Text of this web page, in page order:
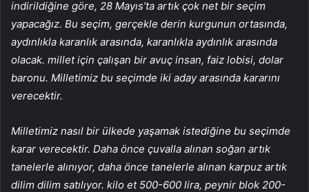
indirildiğine göre, 28 Mayıs’ta artık çok net bir seçim
yapacağız. Bu seçim, gerçekle derin kurgunun ortasında,
aydınlıkla karanlık arasında, karanlıkla aydınlık arasında
olacak. millet için çalışan bir avuç insan, faiz lobisi, dolar
baronu. Milletimiz bu seçimde iki aday arasında kararını
verecektir.
Milletimiz nasıl bir ülkede yaşamak istediğine bu seçimde
karar verecektir. Daha önce çuvalla alınan soğan artık
tanelerle alınıyor, daha önce tanelerle alınan karpuz artık
dilim dilim satılıyor. kilo et 500-600 lira, peynir blok 200-